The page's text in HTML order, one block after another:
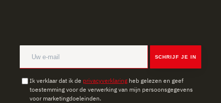
SCHRIJF JE IN
Ik verklaar dat ik de privacyverklaring heb gelezen en geef
toestemming voor de verwerking van mijn persoonsgegevens
voor marketingdoeleinden.